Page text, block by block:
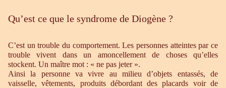
Qu’est ce que le syndrome de Diogène ?
C’est un trouble du comportement. Les personnes atteintes par ce
trouble vivent dans un amoncellement de choses qu’elles
stockent. Un maître mot : « ne pas jeter ».
Ainsi la personne va vivre au milieu d’objets entassés, de
vaisselle, vêtements, produits débordant des placards voir de